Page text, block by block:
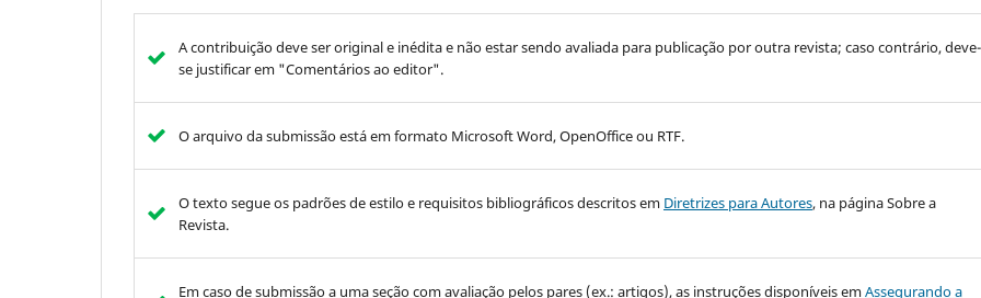
A contribuição deve ser original e inédita e não estar sendo avaliada para publicação por outra revista; caso contrário, deve-
se justificar em "Comentários ao editor".
O arquivo da submissão está em formato Microsoft Word, OpenOffice ou RTF.
O texto segue os padrões de estilo e requisitos bibliográficos descritos em Diretrizes para Autores, na página Sobre a
Revista.
Em caso de submissão a uma seção com avaliação pelos pares (ex.: artigos), as instruções disponíveis emAssegurando a